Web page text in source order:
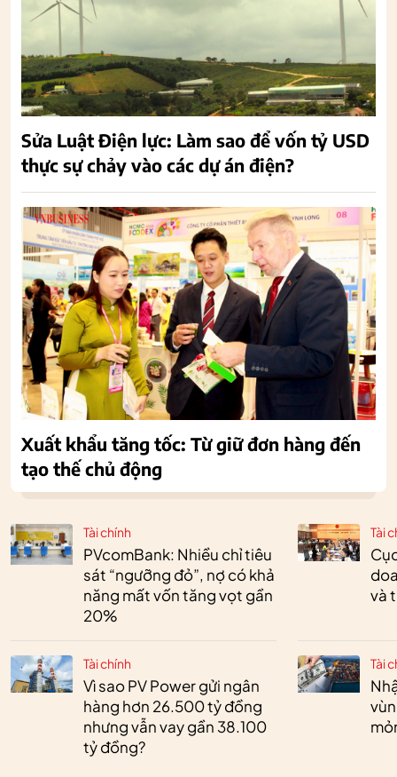
Tài chính
PVcomBank: Nhiều chỉ tiêu
sát “ngưỡng đỏ”, nợ có khả
năng mất vốn tăng vọt gần
20%
Tài chính
Vì sao PV Power gửi ngân
hàng hơn 26.500 tỷ đồng
nhưng vẫn vay gần 38.100
tỷ đồng?
Tài
và
Tài
Sửa Luật Điện lực: Làm sao để vốn tỷ USD
thực sự chảy vào các dự án điện?
Xuất khẩu tăng tốc: Từ giữ đơn hàng đến
tạo thế chủ động